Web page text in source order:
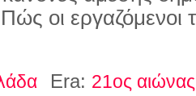
οι εργαζόμενοι
Era: 21ος